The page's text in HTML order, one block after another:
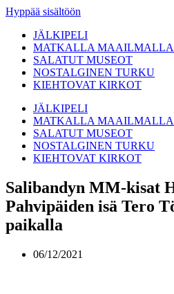
Hyppää sisältöön
JÄLKIPELI
MATKALLA MAAILMALLA
SALATUT MUSEOT
NOSTALGINEN TURKU
KIEHTOVAT KIRKOT
JÄLKIPELI
MATKALLA MAAILMALLA
SALATUT MUSEOT
NOSTALGINEN TURKU
KIEHTOVAT KIRKOT
Salibandyn MM-kisat
Pahvipäiden isä Tero
paikalla
06/12/2021